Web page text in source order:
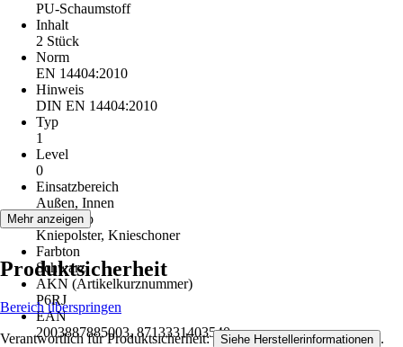
PU-Schaumstoff
Inhalt
2 Stück
Norm
EN 14404:2010
Hinweis
DIN EN 14404:2010
Typ
1
Level
0
Einsatzbereich
Außen, Innen
Artikeltyp
Kniepolster, Knieschoner
Farbton
Schwarz
AKN (Artikelkurznummer)
P6RJ
EAN
2003887885003, 8713331403540
Mehr anzeigen
Produktsicherheit
Bereich überspringen
Verantwortlich für Produktsicherheit: Siehe Herstellerinformationen .